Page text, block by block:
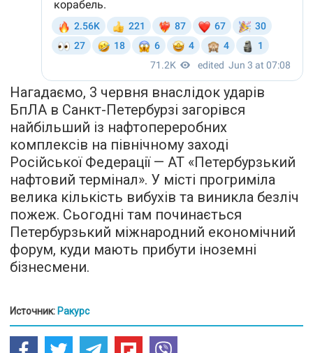
Нагадаємо, 3 червня внаслідок ударів
БпЛА в Санкт-Петербурзі загорівся
найбільший із нафтопереробних
комплексів на північному заході
Російської Федерації — АТ «Петербурзький
нафтовий термінал». У місті прогриміла
велика кількість вибухів та виникла безліч
пожеж. Сьогодні там починається
Петербурзький міжнародний економічний
форум, куди мають прибути іноземні
бізнесмени.
Источник: Ракурс